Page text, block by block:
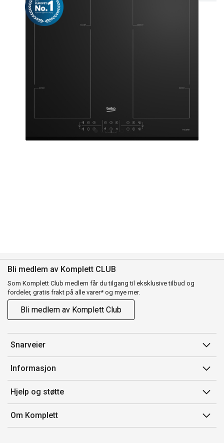
Bli medlem av Komplett CLUB
Som Komplett Club medlem får du tilgang til eksklusive tilbud og
fordeler, gratis frakt på alle varer* og mye mer.
Bli medlem av Komplett Club
Snarveier
Min side
Ordreoversikt
Flex
Komplett Club
Informasjon
Salgsbetingelser
Medlemsvilkår for Komplett Club
Merker/produsent
Hjelp og støtte
Kontakt oss
Kundeservice
Om Komplett